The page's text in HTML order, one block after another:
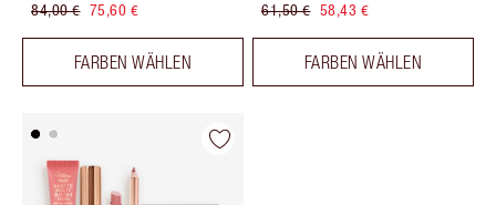
84,00 € 75,60 €
FARBEN WÄHLEN
61,50 € 58,43 €
FARBEN WÄHLEN